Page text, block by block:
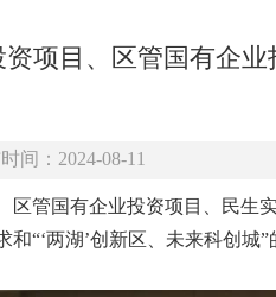
资项目、区管国有企
间：2024-08-11
区管国有企业投资项目、民
“‘两湖’创新区、未来科创